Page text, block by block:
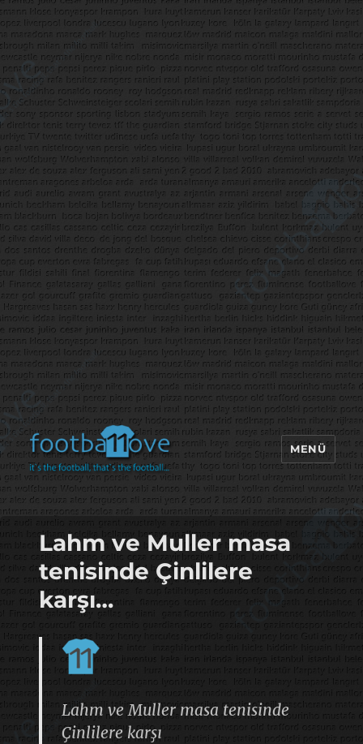
footbaLLove
MENÜ
Lahm ve Muller masa
tenisinde Çinlilere
karşı…
Lahm ve Muller masa tenisinde
Çinlilere karşı